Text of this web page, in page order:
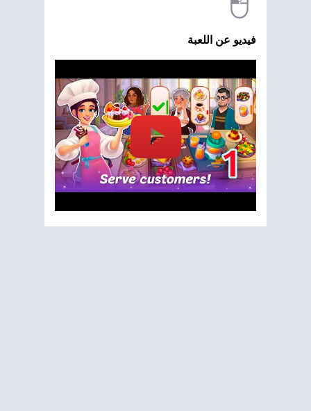
فيديو عن اللعبة